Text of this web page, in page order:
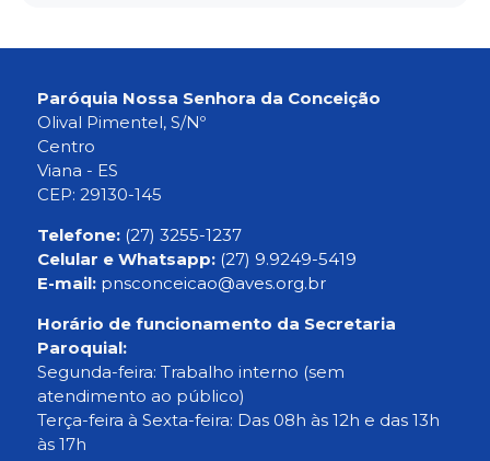
Paróquia Nossa Senhora da Conceição
Olival Pimentel, S/Nº
Centro
Viana - ES
CEP: 29130-145
Telefone: (27) 3255-1237
Celular e Whatsapp: (27) 9.9249-5419
E-mail: pnsconceicao@aves.org.br
Horário de funcionamento da Secretaria
Paroquial:
Segunda-feira: Trabalho interno (sem
atendimento ao público)
Terça-feira à Sexta-feira: Das 08h às 12h e das 13h
às 17h